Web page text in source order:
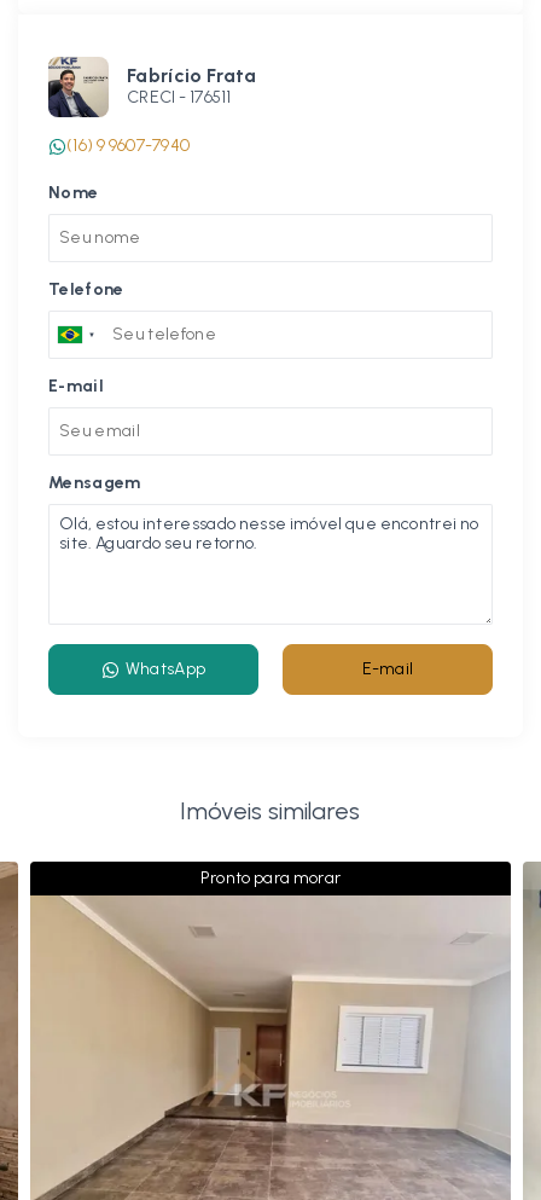
Fabrício Frata
CRECI - 176511
(16) 9 9607-7940
Nome
Telefone
E-mail
Mensagem
WhatsApp E-mail
Imóveis similares
Pronto para morar